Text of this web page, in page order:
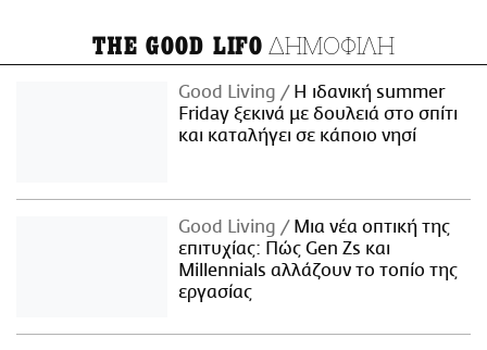
THE GOOD LIFO ΔΗΜΟΦΙΛΗ
Good Living
Η ιδανική summer
Friday ξεκινά με δουλειά στο σπίτι
και καταλήγει σε κάποιο νησί
Good Living
Μια νέα οπτική της
επιτυχίας: Πώς Gen Zs και
Millennials αλλάζουν το τοπίο της
εργασίας